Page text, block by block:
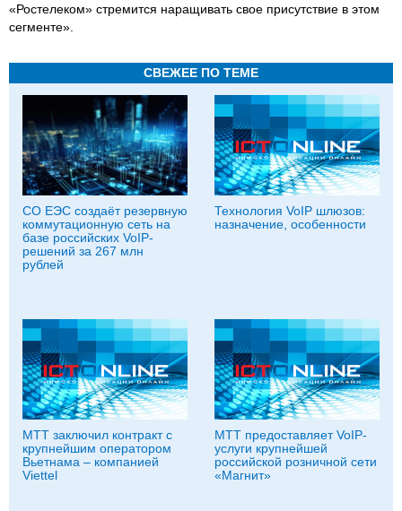
«Ростелеком» стремится наращивать свое присутствие в этом
сегменте».
СВЕЖЕЕ ПО ТЕМЕ
СО ЕЭС создаёт резервную
коммутационную сеть на
базе российских VoIP-
решений за 267 млн
рублей
Технология VoIP шлюзов:
назначение, особенности
МТТ заключил контракт с
крупнейшим оператором
Вьетнама – компанией
Viettel
МТТ предоставляет VoIP-
услуги крупнейшей
российской розничной сети
«Магнит»